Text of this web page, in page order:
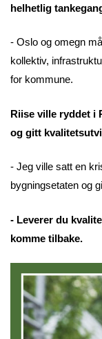
helhetlig
- Oslo og omegn
kollektiv,
for kommune.
Riise ville ryddet i
og gitt
- Jeg ville satt en
bygningsetaten og
- Leverer du
komme tilbake.